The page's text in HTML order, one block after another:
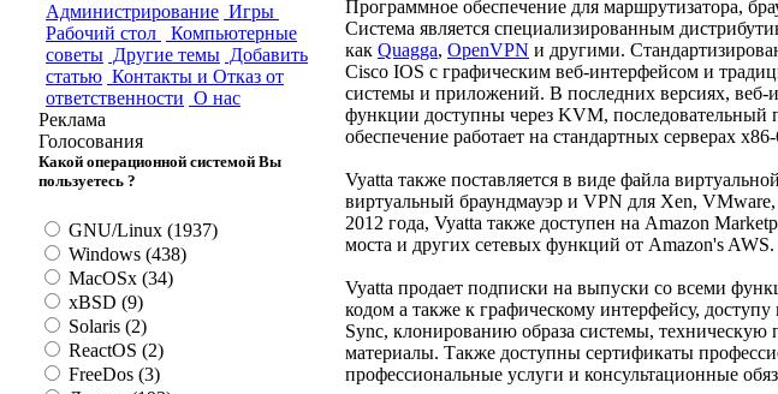
Администрирование Игры
Рабочий стол
Компьютерные
советы Другие темы Добавить
статью Контакты и Отказ от
ответственности О нас
Реклама
Голосования
Какой операционной системой Вы
пользуетесь ?
GNU/Linux (1937)
Windows (438)
MacOSx (34)
xBSD (9)
Solaris (2)
ReactOS (2)
FreeDos (3)
Программное обеспечение для маршрутизатора,
Система является специализированным
как Quagga, OpenVPN и другими.
Cisco IOS с графическим веб-интерфейсом и
системы и приложений. В последних версиях, веб-
функции доступны через KVM, последовательный
обеспечение работает на стандартных серверах
Vyatta также поставляется в виде файла
виртуальный браундмауэр и VPN для Xen,
2012 года, Vyatta также доступен на Amazon
моста и других сетевых функций от Amazon's AWS.
Vyatta продает подписки на выпуски со всеми
кодом а также к графическому интерфейсу,
Sync, клонированию образа системы,
материалы. Также доступны сертификаты
профессиональные услуги и консультационные